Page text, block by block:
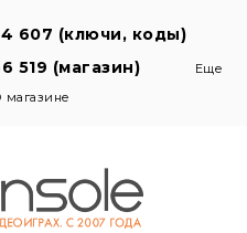
607 (ключи, коды)
519 (магазин)
Еще
магазине